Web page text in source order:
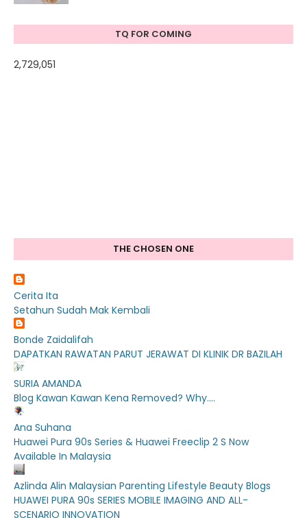
TQ FOR COMING
2,729,051
THE CHOSEN ONE
Cerita Ita
Setahun Sudah Mak Kembali
Bonde Zaidalifah
DAPATKAN RAWATAN PARUT JERAWAT DI KLINIK DR BAZILAH
SURIA AMANDA
Blog Kawan Kawan Kena Removed? Why....
Ana Suhana
Huawei Pura 90s Series & Huawei Freeclip 2 S Now
Available In Malaysia
Azlinda Alin Malaysian Parenting Lifestyle Beauty Blogs
HUAWEI PURA 90s SERIES MOBILE IMAGING AND ALL-
SCENARIO INNOVATION